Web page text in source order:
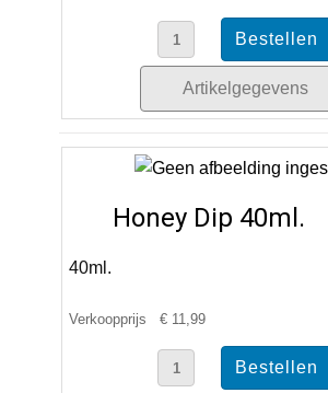
Artikelgegevens
Honey Dip 40ml.
40ml.
Verkoopprijs € 11,99